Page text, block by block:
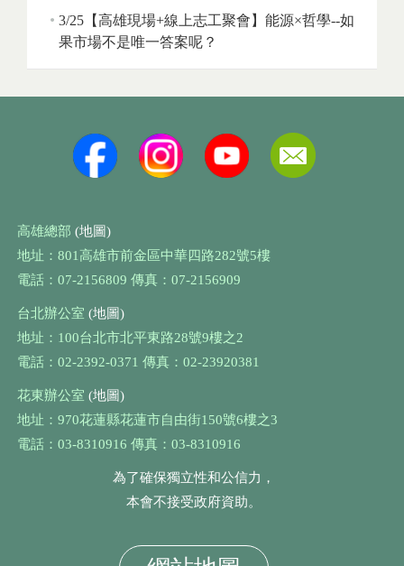
3/25【高雄現場+線上志工聚會】能源×哲學--如
果市場不是唯一答案呢？
高雄總部 (地圖)
地址：801高雄市前金區中華四路282號5樓
電話：07-2156809 傳真：07-2156909
台北辦公室 (地圖)
地址：100台北市北平東路28號9樓之2
電話：02-2392-0371 傳真：02-23920381
花東辦公室 (地圖)
地址：970花蓮縣花蓮市自由街150號6樓之3
電話：03-8310916 傳真：03-8310916
為了確保獨立性和公信力，
本會不接受政府資助。